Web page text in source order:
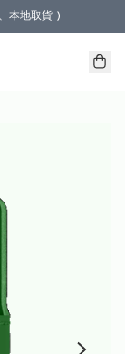
本地取貨 )